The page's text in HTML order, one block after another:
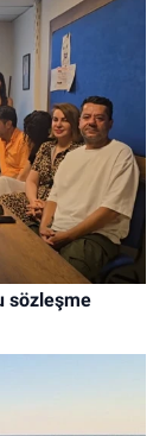
sözleşme